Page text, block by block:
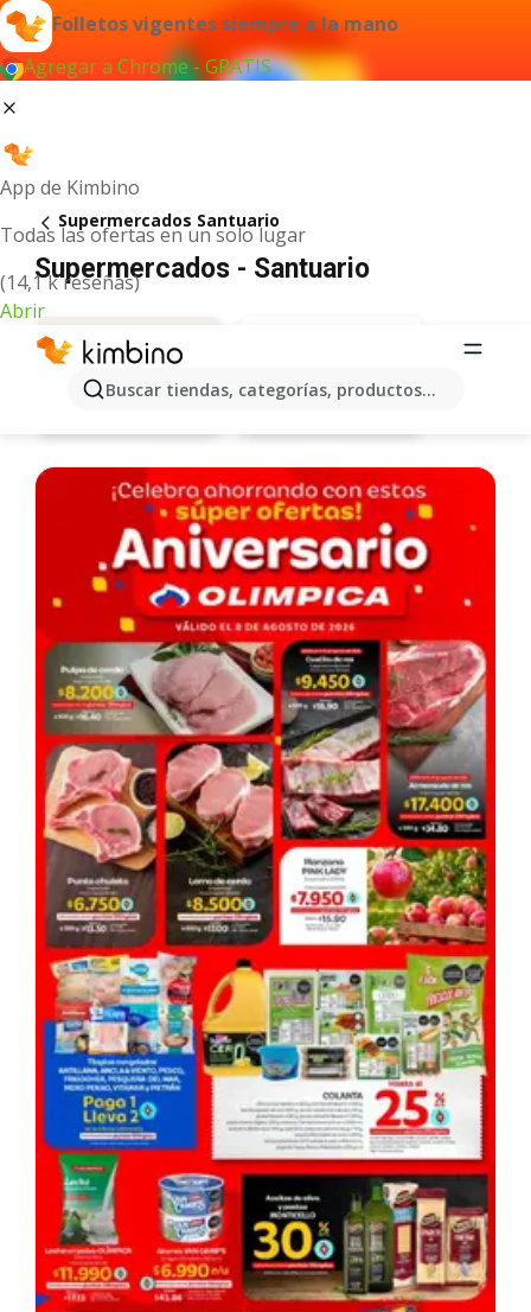
Folletos vigentes siempre a la mano
Agregar a Chrome - GRATIS
App de Kimbino
Todas las ofertas en un solo lugar
(14,1 k reseñas)
Abrir
Buscar tiendas, categorías, productos...
Supermercados Santuario
Supermercados - Santuario